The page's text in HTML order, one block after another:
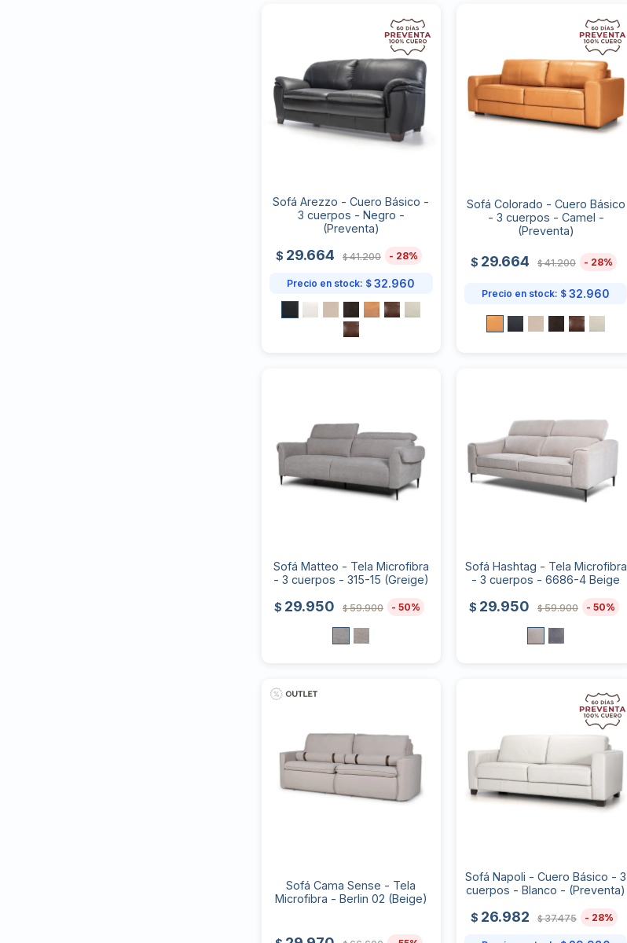
Sofá Arezzo - Cuero Básico -
3 cuerpos - Negro -
(Preventa)
$ 29.664 $ 41.200 28
Precio en stock: $32.960
Sofá Colorado - Cuero Básico
- 3 cuerpos - Camel -
(Preventa)
$ 29.664 $ 41.200 28
Precio en stock: $ 32.960
Sofá Matteo - Tela Microfibra
- 3 cuerpos - 315-15 (Greige)
$ 29.950 $ 59.900 50
Sofá Hashtag - Tela Microfibra
- 3 cuerpos - 6686-4 Beige
$ 29.950 $ 59.900 50
Sofá Cama Sense - Tela
Microfibra - Berlin 02 (Beige)
Sofá Napoli - Cuero Básico - 3
cuerpos - Blanco - (Preventa)
$ 26.982 $ 37.475 28